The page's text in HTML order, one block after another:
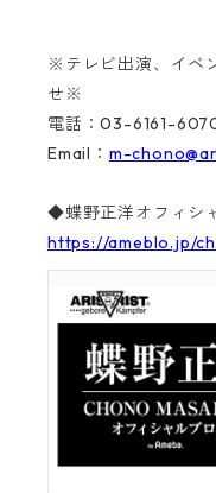
※テレビ出演、イベ
せ※
電話：03-6161-
Email： m-
◆蝶野正洋オフィシ
https://ameblo.jp/